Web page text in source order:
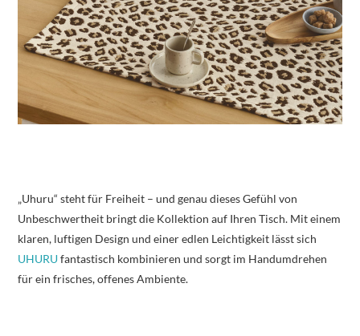
„Uhuru“ steht für Freiheit – und genau dieses Gefühl von
Unbeschwertheit bringt die Kollektion auf Ihren Tisch. Mit einem
klaren, luftigen Design und einer edlen Leichtigkeit lässt sich
UHURUfantastisch kombinieren und sorgt im Handumdrehen
für ein frisches, offenes Ambiente.